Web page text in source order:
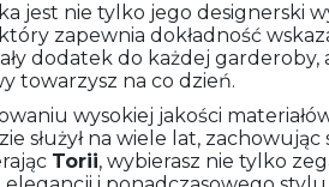
jest nie tylko jego designerski
zapewnia dokładność
dodatek do każdej
towarzysz na co dzień.
wysokiej jakości
służył na wiele lat,
Torii, wybierasz nie tylko